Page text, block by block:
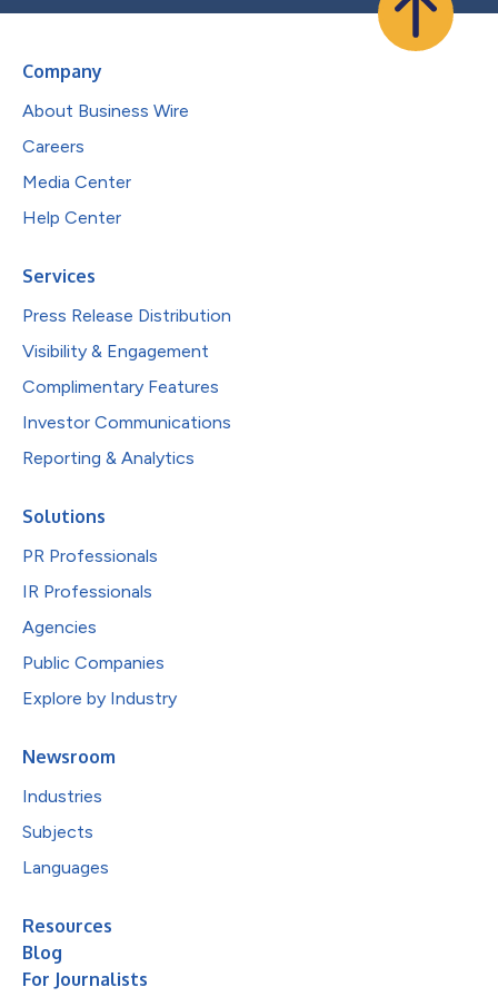
Company
About Business Wire
Careers
Media Center
Help Center
Services
Press Release Distribution
Visibility & Engagement
Complimentary Features
Investor Communications
Reporting & Analytics
Solutions
PR Professionals
IR Professionals
Agencies
Public Companies
Explore by Industry
Newsroom
Industries
Subjects
Languages
Resources
Blog
For Journalists